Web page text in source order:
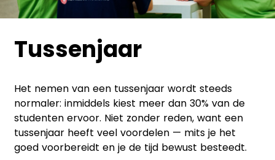
Tussenjaar
Het nemen van een tussenjaar wordt steeds
normaler: inmiddels kiest meer dan 30% van de
studenten ervoor. Niet zonder reden, want een
tussenjaar heeft veel voordelen — mits je het
goed voorbereidt en je de tijd bewust besteedt.